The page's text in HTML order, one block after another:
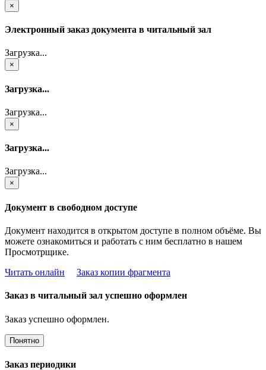
×
Электронный заказ документа в читальный зал
Загрузка...
×
Загрузка...
Загрузка...
×
Загрузка...
Загрузка...
×
Документ в свободном доступе
Документ находится в открытом доступе в полном объёме. Вы
можете ознакомиться и работать с ним бесплатно в нашем
Просмотрщике.
Читать онлайн
Заказ копии фрагмента
Заказ в читальный зал успешно оформлен
Заказ успешно оформлен.
Понятно
Заказ периодики